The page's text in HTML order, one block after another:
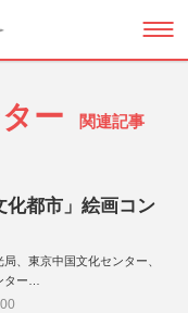
ー 関連記事
化都市」絵画コン
、東京中国文化センター、
ター